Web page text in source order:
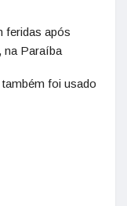
foi usado